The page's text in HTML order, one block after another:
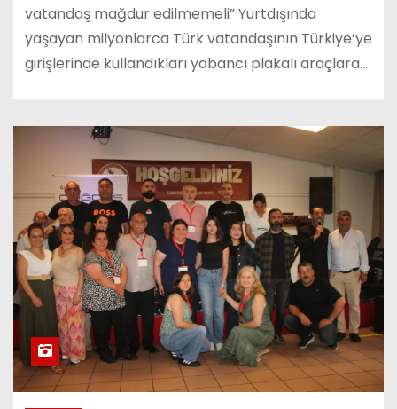
vatandaş mağdur edilmemeli” Yurtdışında
yaşayan milyonlarca Türk vatandaşının Türkiye’ye
girişlerinde kullandıkları yabancı plakalı araçlara…